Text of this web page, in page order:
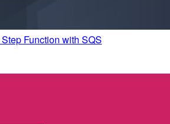
Function with SQS